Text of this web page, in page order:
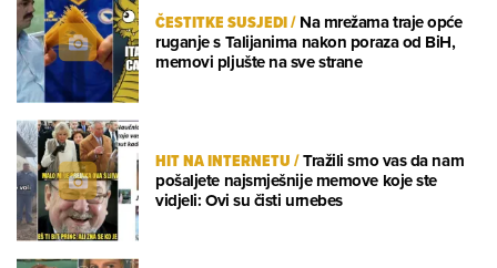
ČESTITKE SUSJEDI/Na mrežama traje opće
ruganje s Talijanima nakon poraza od BiH,
memovi pljušte na sve strane
HIT NA INTERNETU/Tražili smo vas da nam
pošaljete najsmješnije memove koje ste
vidjeli: Ovi su čisti urnebes